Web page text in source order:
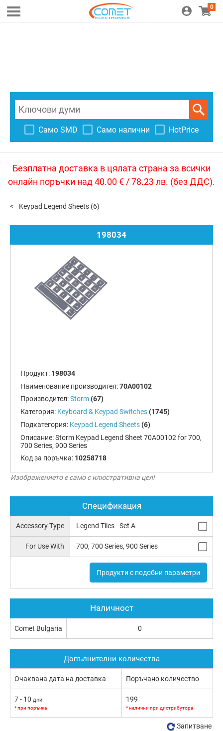
0
Само SMD Само налични HotPrice
Безплатна доставка в цялата страна за всички
онлайн поръчки над 40.00 € / 78.23 лв. (без ДДС).
Keypad Legend Sheets (6)
198034
Продукт: 198034
Наименование производител:70A00102
Производител:Storm (67)
Категория: Keyboard & Keypad Switches (1745)
Подкатегория: Keypad Legend Sheets (6)
Описание:Storm Keypad Legend Sheet 70A00102 for 700,
700 Series, 900 Series
Код за поръчка: 10258718
Изображението е само с илюстративна цел!
Спецификация
Accessory Type Legend Tiles - Set A
For Use With 700, 700 Series, 900 Series
Продукти с подобни параметри
Наличност
Comet Bulgaria 0
Допълнителни количества
Очаквана дата на доставка Поръчано количество
7 - 10 дни
* при поръчка
199
* налични при дистрибутора
Запитване